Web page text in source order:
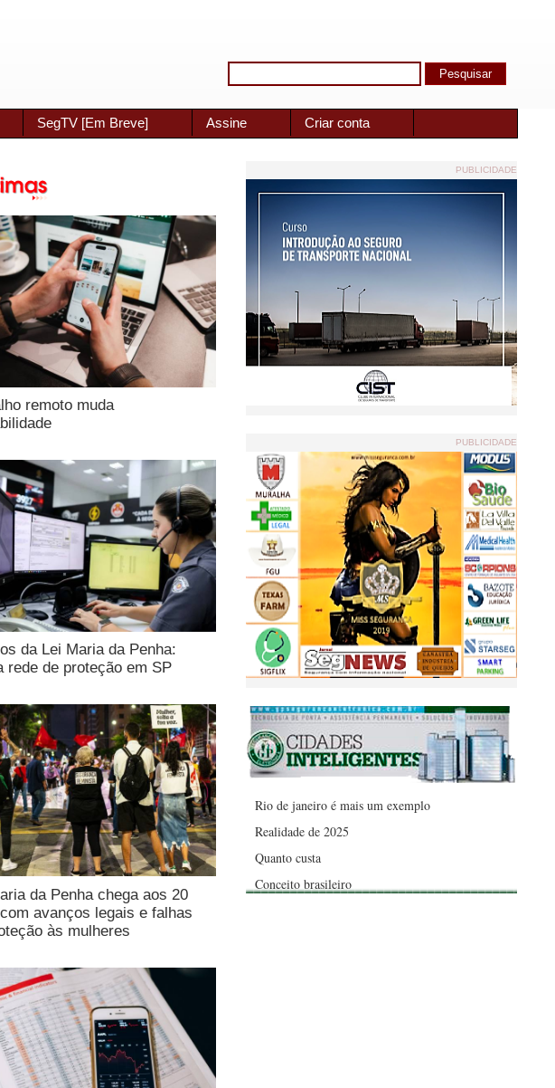
SegTV [Em Breve] Assine Criar conta
remoto muda
da Lei Maria da Penha:
rede de proteção em SP
da Penha chega aos 20
avanços legais e falhas
às mulheres
PUBLICIDADE
PUBLICIDADE
Rio de janeiro é mais um exemplo
Realidade de 2025
Quanto custa
Conceito brasileiro